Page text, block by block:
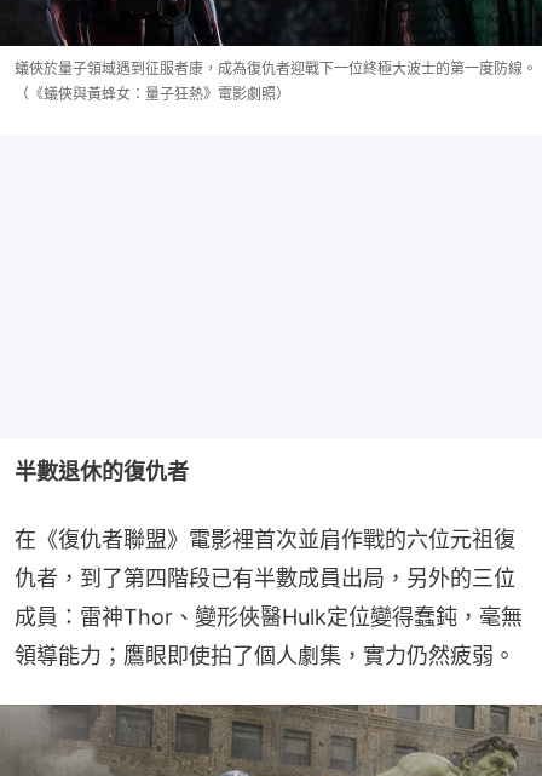
蟻俠於量子領域遇到征服者康，成為復仇者迎戰下一位終極大波士的第一度防線。
（《蟻俠與黃蜂女：量子狂熱》電影劇照）
半數退休的復仇者
在《復仇者聯盟》電影裡首次並肩作戰的六位元祖復
仇者，到了第四階段已有半數成員出局，另外的三位
成員：雷神Thor、變形俠醫Hulk定位變得蠢鈍，毫無
領導能力；鷹眼即使拍了個人劇集，實力仍然疲弱。